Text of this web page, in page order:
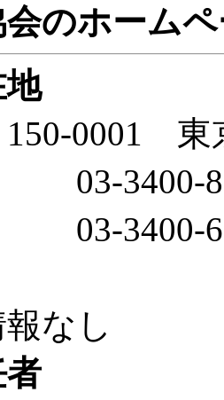
会のホーム
東京
3400-
3400-
し